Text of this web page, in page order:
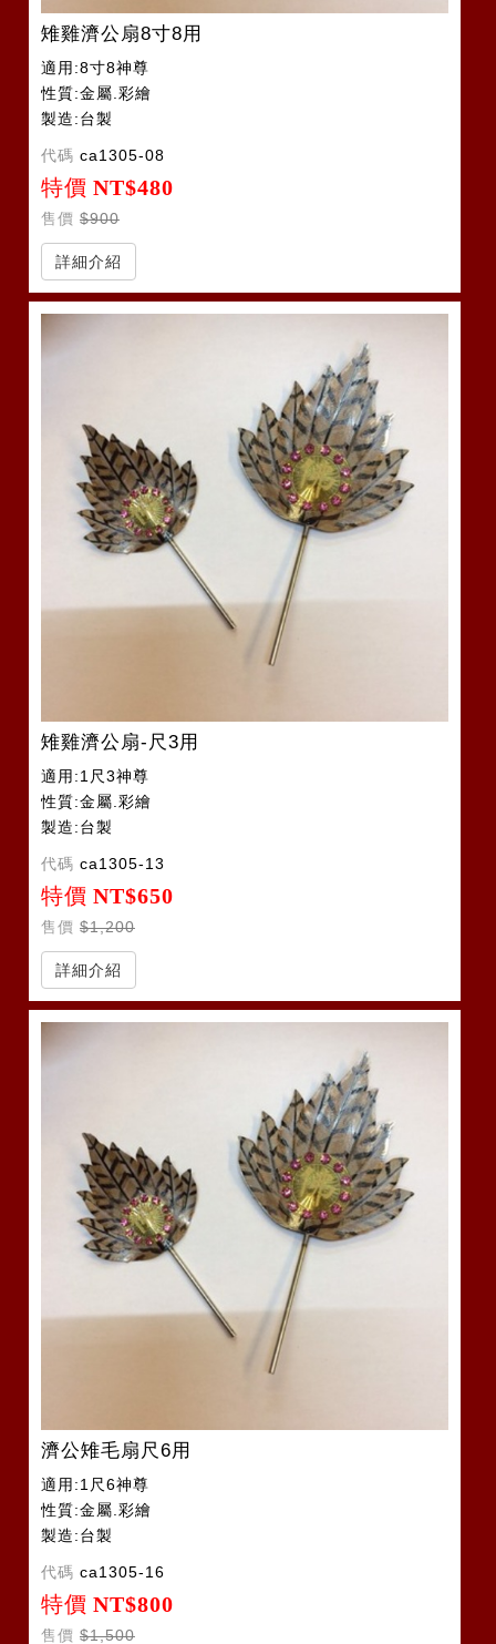
雉雞濟公扇8寸8用
適用:8寸8神尊
性質:金屬.彩繪
製造:台製
代碼 ca1305-08
特價 NT$480
售價 $900
詳細介紹
雉雞濟公扇-尺3用
適用:1尺3神尊
性質:金屬.彩繪
製造:台製
代碼 ca1305-13
特價 NT$650
售價 $1,200
詳細介紹
濟公雉毛扇尺6用
適用:1尺6神尊
性質:金屬.彩繪
製造:台製
代碼 ca1305-16
特價 NT$800
售價 $1,500